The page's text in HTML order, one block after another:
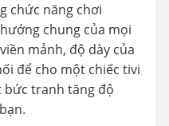
chức năng chơi
chung của mọi
mảnh, độ dày của
để cho một chiếc tivi
bức tranh tăng độ